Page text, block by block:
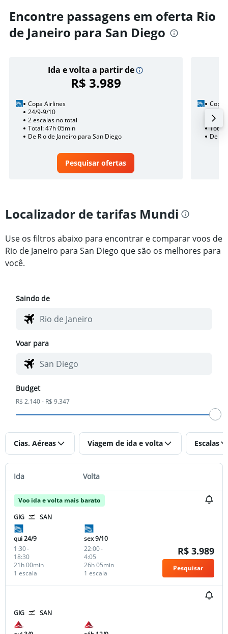
Encontre passagens em oferta Rio
de Janeiro para San Diego
Ida e volta a partir de
R$ 3.989
Copa Airlines
24/9-9/10
2 escalas no total
Total: 47h 05min
De Rio de Janeiro para San Diego
Pesquisar ofertas
Copa
1
Total:
De
Localizador de tarifas Mundi
Use os filtros abaixo para encontrar e comparar voos de
Rio de Janeiro para San Diego que são os melhores para
você.
Saindo de
Voar para
Budget
R$ 2.140 - R$ 9.347
Cias. Aéreas Viagem de ida e volta Escalas
Ida Volta
Voo ida e volta mais barato
GIG
SAN
qui 24/9
1:30-
18:30
1 escala
21h 00min
sex 9/10
22:00-
4:05
1 escala
26h 05min
R$ 3.989
Pesquisar
GIG SAN